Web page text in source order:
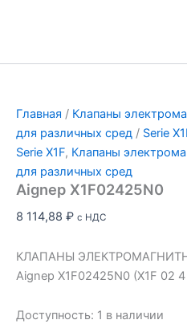
Главная / Клапаны
для различных сред / Serie
Serie X1F, Клапаны
для различных сред
Aignep X1F02425N0
8 114,88 ₽ с НДС
КЛАПАНЫ
Aignep X1F02425N0 (X1F 02
Доступность: 1 в наличии